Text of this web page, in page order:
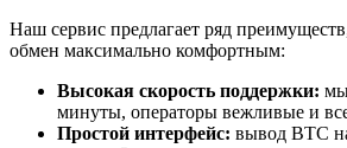
Наш сервис предлагает ряд
обмен максимально комфортным:
Высокая скорость поддержки:
минуты, операторы вежливые и
Простой интерфейс: вывод BTC